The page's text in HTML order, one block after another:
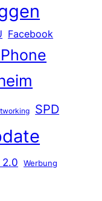
Facebook
SPD
2.0 Werbung